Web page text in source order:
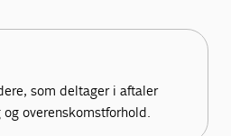
som deltager i aftaler
overenskomstforhold.